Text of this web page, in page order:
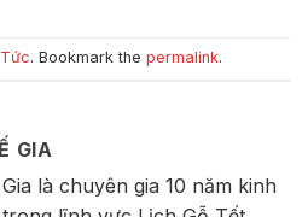
. Bookmark the permalink.
GIA
là chuyên gia 10 năm kinh